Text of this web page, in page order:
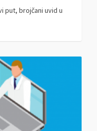
put, brojčani uvid u